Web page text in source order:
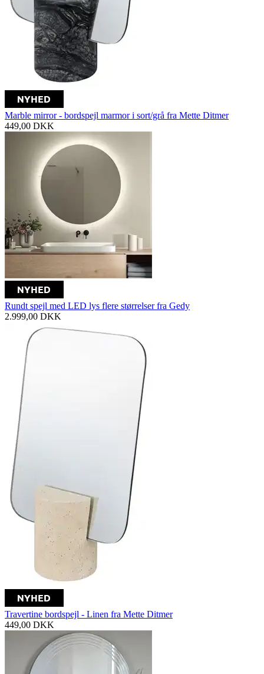
Marble mirror - bordspejl marmor i sort/grå fra Mette Ditmer
449,00 DKK
Rundt spejl med LED lys flere størrelser fra Gedy
2.999,00 DKK
Travertine bordspejl - Linen fra Mette Ditmer
449,00 DKK